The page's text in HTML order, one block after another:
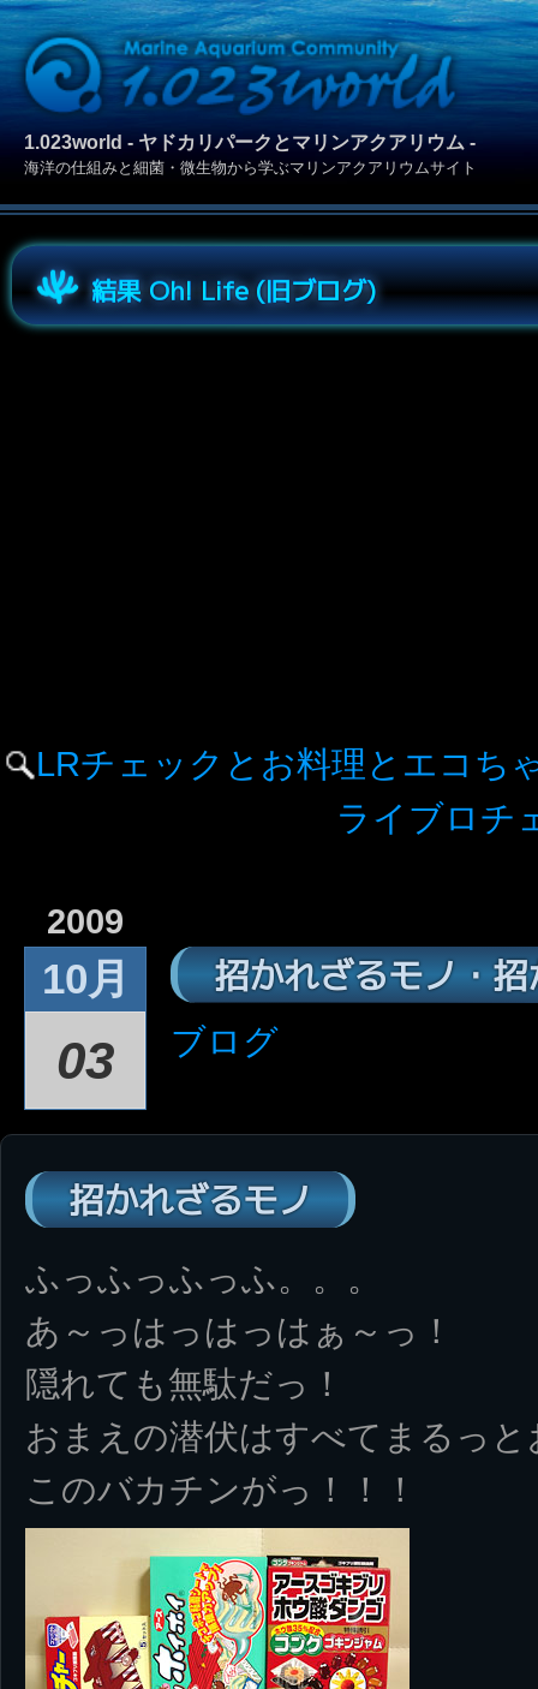
1.023world - ヤドカリパークとマリンアクアリウム -
海洋の仕組みと細菌・微生物から学ぶマリンアクアリウムサイト
結果 Oh! Life (旧ブログ)
LRチェックとお料理とエコち
ライブロチ
2009
10月
03
招かれざるモノ・
ブログ
招かれざるモノ
ふっふっふっふ。。。
あ～っはっはっはぁ～っ！
隠れても無駄だっ！
おまえの潜伏はすべてまるっ
このバカチンがっ！！！